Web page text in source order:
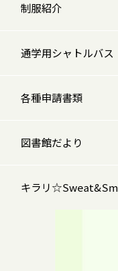
制服紹介
通学用シャトルバス
各種申請書類
図書館だより
キラリ